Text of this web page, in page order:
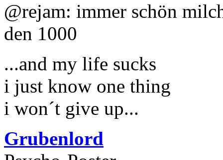
@rejam: immer schön
den 1000
...and my life sucks
i just know one thing
i won´t give up...
Grubenlord